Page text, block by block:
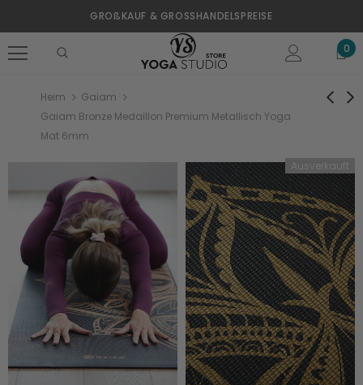
GROßKAUF & GROSSHANDELSPREISE
0
Heim
Gaiam
Gaiam Bronze Medaillon Premium Metallisch Yoga
Mat 6mm
Ausverkauft